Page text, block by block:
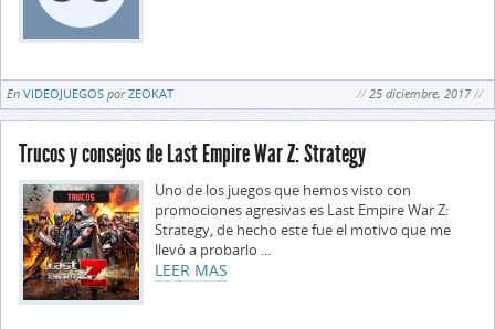
En VIDEOJUEGOS porZEOKAT 25 diciembre, 2017
Trucos y consejos de Last Empire War Z: Strategy
Uno de los juegos que hemos visto con
promociones agresivas es Last Empire War Z:
Strategy, de hecho este fue el motivo que me
llevó a probarlo ...
LEER MAS